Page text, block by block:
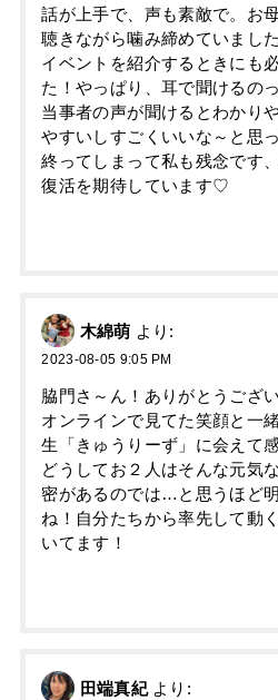
話が上手で、声も素敵で。お
聴きながら噛み締めていまし
イベントを紹介するときにも
た！やっぱり、耳で聞けるの
当事者の声が聞けるとわかり
やすいしすごくいいな～と思
終ってしまって私も残念です
復活を期待しています♡
木綿萌 より:
2023-08-05 9:05 PM
脇門さ～ん！ありがとうござ
オンラインで見てた笑顔と一
生「きゅうりーず」に会えて
どうしてお２人はそんな元気
密があるのでは…と思うほど
ね！自分たちから率先して動
いてます！
田端真紀 より: